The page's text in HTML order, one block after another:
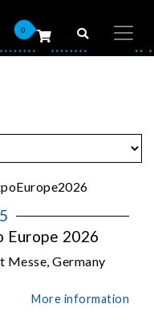
0
2026
Messe, Germany
More information